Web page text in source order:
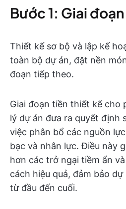
Bước 1: Giai
Thiết kế sơ bộ và lập kế
toàn bộ dự án, đặt nền
đoạn tiếp theo.
Giai đoạn tiền thiết kế cho
lý dự án đưa ra quyết định
việc phân bổ các nguồn
bạc và nhân lực. Điều này
hơn các trở ngại tiềm ẩn
cách hiệu quả, đảm bảo
từ đầu đến cuối.